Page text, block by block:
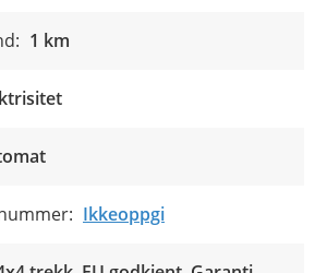
1 km
Ikkeoppgi